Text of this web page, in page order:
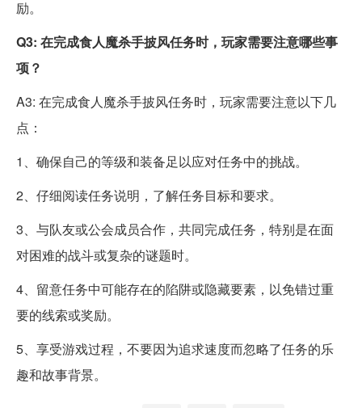
励。
Q3: 在完成食人魔杀手披风任务时，玩家需要注意哪些事
项？
A3: 在完成食人魔杀手披风任务时，玩家需要注意以下几
点：
1、确保自己的等级和装备足以应对任务中的挑战。
2、仔细阅读任务说明，了解任务目标和要求。
3、与队友或公会成员合作，共同完成任务，特别是在面
对困难的战斗或复杂的谜题时。
4、留意任务中可能存在的陷阱或隐藏要素，以免错过重
要的线索或奖励。
5、享受游戏过程，不要因为追求速度而忽略了任务的乐
趣和故事背景。